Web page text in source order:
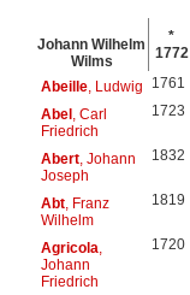
Johann Wilhelm
Wilms
*
1772
Abeille, Ludwig 1761
Abel, Carl
Friedrich
1723
Abert, Johann
Joseph
1832
Abt, Franz
Wilhelm
1819
Agricola
Johann
Friedrich
1720